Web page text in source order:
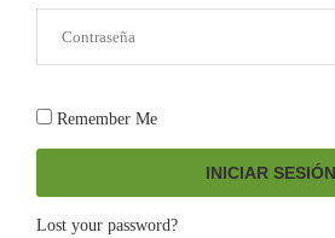
Remember Me
INICIAR SESIÓN
Lost your password?